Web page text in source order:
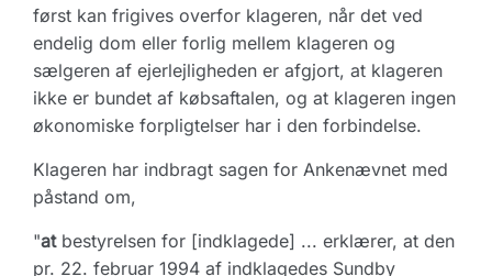
først kan frigives overfor klageren, når det ved
endelig dom eller forlig mellem klageren og
sælgeren af ejerlejligheden er afgjort, at klageren
ikke er bundet af købsaftalen, og at klageren ingen
økonomiske forpligtelser har i den forbindelse.
Klageren har indbragt sagen for Ankenævnet med
påstand om,
"atbestyrelsen for [indklagede] ... erklærer, at den
pr. 22. februar 1994 af indklagedes Sundby